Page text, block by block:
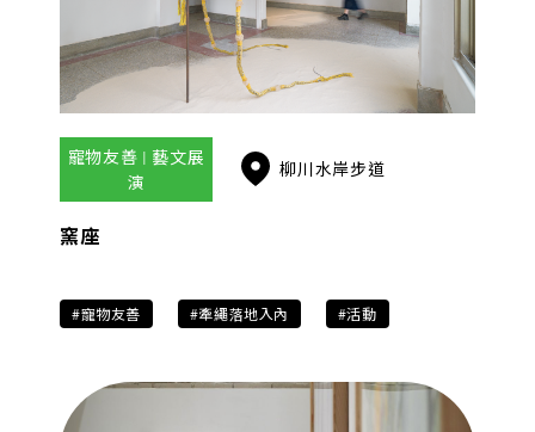
寵物友善 | 藝文展
演
柳川水岸步道
窯座
#寵物友善 #牽繩落地入內 #活動